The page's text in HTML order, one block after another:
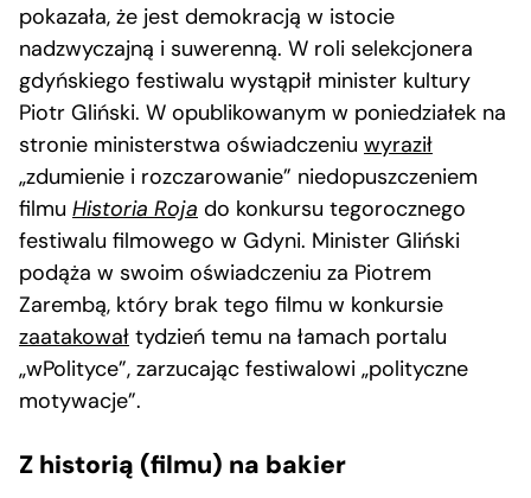
pokazała, że jest demokracją w istocie
nadzwyczajną i suwerenną. W roli selekcjonera
gdyńskiego festiwalu wystąpił minister kultury
Piotr Gliński. W opublikowanym w poniedziałek na
stronie ministerstwa oświadczeniu wyraził
„zdumienie i rozczarowanie” niedopuszczeniem
filmu Historia Roja do konkursu tegorocznego
festiwalu filmowego w Gdyni. Minister Gliński
podąża w swoim oświadczeniu za Piotrem
Zarembą, który brak tego filmu w konkursie
zaatakował tydzień temu na łamach portalu
„wPolityce”, zarzucając festiwalowi „polityczne
motywacje”.
Z historią (filmu) na bakier